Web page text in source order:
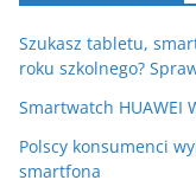
Szukasz tabletu,
roku szkolnego?
Smartwatch HUAWEI
Polscy konsumenci
smartfona